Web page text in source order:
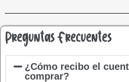
Preguntas Frecuentes
¿Cómo recibo el
comprar?